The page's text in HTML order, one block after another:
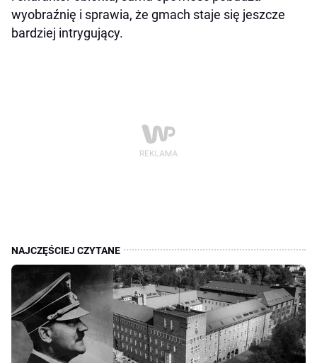
wyobraźnię i sprawia, że gmach staje się jeszcze
bardziej intrygujący.